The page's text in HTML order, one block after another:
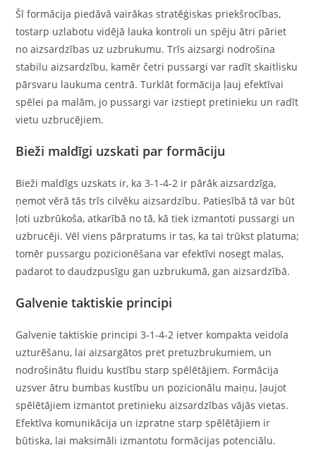
Šī formācija piedāvā vairākas stratēģiskas priekšrocības,
tostarp uzlabotu vidējā lauka kontroli un spēju ātri pāriet
no aizsardzības uz uzbrukumu. Trīs aizsargi nodrošina
stabilu aizsardzību, kamēr četri pussargi var radīt skaitlisku
pārsvaru laukuma centrā. Turklāt formācija ļauj efektīvai
spēlei pa malām, jo pussargi var izstiept pretinieku un radīt
vietu uzbrucējiem.
Bieži maldīgi uzskati par formāciju
Bieži maldīgs uzskats ir, ka 3-1-4-2 ir pārāk aizsardzīga,
ņemot vērā tās trīs cilvēku aizsardzību. Patiesībā tā var būt
ļoti uzbrūkoša, atkarībā no tā, kā tiek izmantoti pussargi un
uzbrucēji. Vēl viens pārpratums ir tas, ka tai trūkst platuma;
tomēr pussargu pozicionēšana var efektīvi nosegt malas,
padarot to daudzpusīgu gan uzbrukumā, gan aizsardzībā.
Galvenie taktiskie principi
Galvenie taktiskie principi 3-1-4-2 ietver kompakta veidola
uzturēšanu, lai aizsargātos pret pretuzbrukumiem, un
nodrošinātu fluidu kustību starp spēlētājiem. Formācija
uzsver ātru bumbas kustību un pozicionālu maiņu, ļaujot
spēlētājiem izmantot pretinieku aizsardzības vājās vietas.
Efektīva komunikācija un izpratne starp spēlētājiem ir
būtiska, lai maksimāli izmantotu formācijas potenciālu.